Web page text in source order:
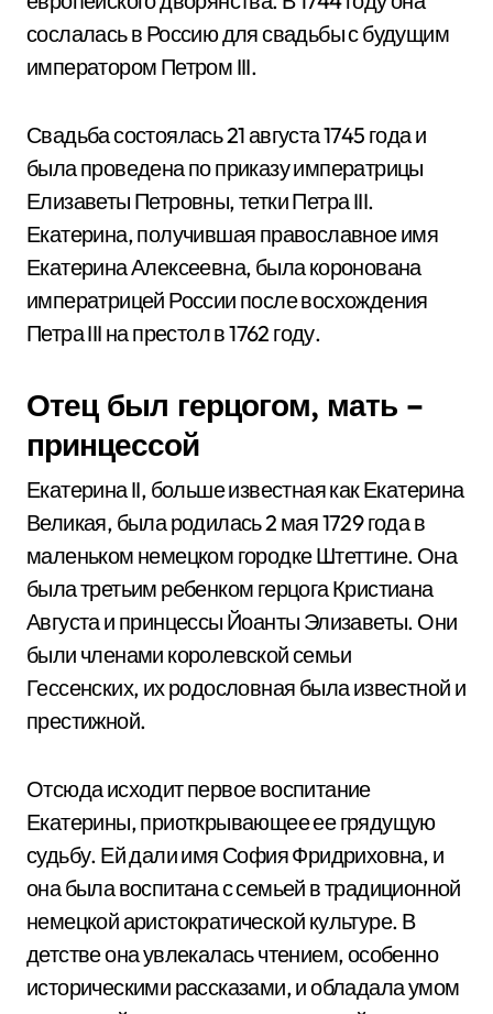
сослалась в Россию для свадьбы с будущим
императором Петром III.
Свадьба состоялась 21 августа 1745 года и
была проведена по приказу императрицы
Елизаветы Петровны, тетки Петра III.
Екатерина, получившая православное имя
Екатерина Алексеевна, была коронована
императрицей России после восхождения
Петра III на престол в 1762 году.
Отец был герцогом, мать –
принцессой
Екатерина II, больше известная как Екатерина
Великая, была родилась 2 мая 1729 года в
маленьком немецком городке Штеттине. Она
была третьим ребенком герцога Кристиана
Августа и принцессы Йоанты Элизаветы. Они
были членами королевской семьи
Гессенских, их родословная была известной и
престижной.
Отсюда исходит первое воспитание
Екатерины, приоткрывающее ее грядущую
судьбу. Ей дали имя София Фридриховна, и
она была воспитана с семьей в традиционной
немецкой аристократической культуре. В
детстве она увлекалась чтением, особенно
историческими рассказами, и обладала умом